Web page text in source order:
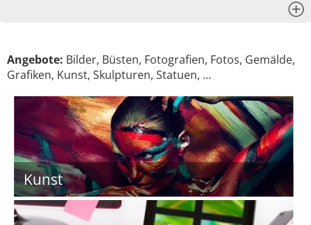
Angebote: Bilder, Büsten, Fotografien, Fotos, Gemälde,
Grafiken, Kunst, Skulpturen, Statuen, …
Kunst